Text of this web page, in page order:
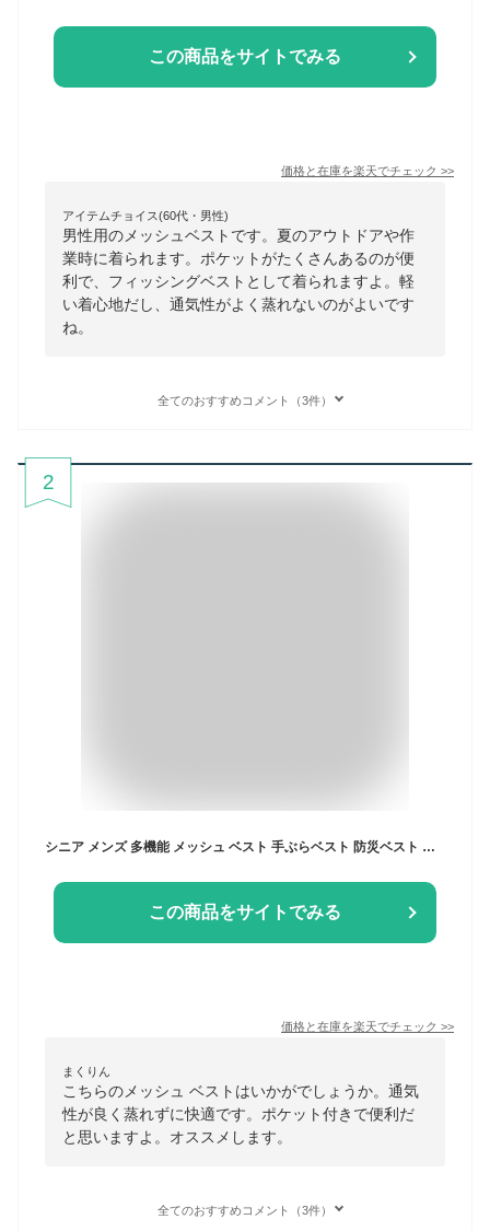
この商品をサイトでみる
価格と在庫を楽天でチェック >>
アイテムチョイス(60代・男性)
男性用のメッシュベストです。夏のアウトドアや作
業時に着られます。ポケットがたくさんあるのが便
利で、フィッシングベストとして着られますよ。軽
い着心地だし、通気性がよく蒸れないのがよいです
ね。
全てのおすすめコメント（3件）
2
シニア メンズ 多機能 メッシュ ベスト 手ぶらベスト 防災ベスト トラベルベスト メンズ ブラック グレー カーキ ベスト 大きいサイズ ユニセックス M L LL 3L 4Lサイズ プレゼント 入院 入所 介護
この商品をサイトでみる
価格と在庫を楽天でチェック >>
まくりん
こちらのメッシュ ベストはいかがでしょうか。通気
性が良く蒸れずに快適です。ポケット付きで便利だ
と思いますよ。オススメします。
全てのおすすめコメント（3件）